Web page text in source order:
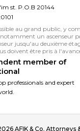
st. P.O.B 20144
au grand public, y
un ascenseur
jusqu'au deuxième
doivent être pris à
member of
professionals and expert
AFIK & Co. Attorneys